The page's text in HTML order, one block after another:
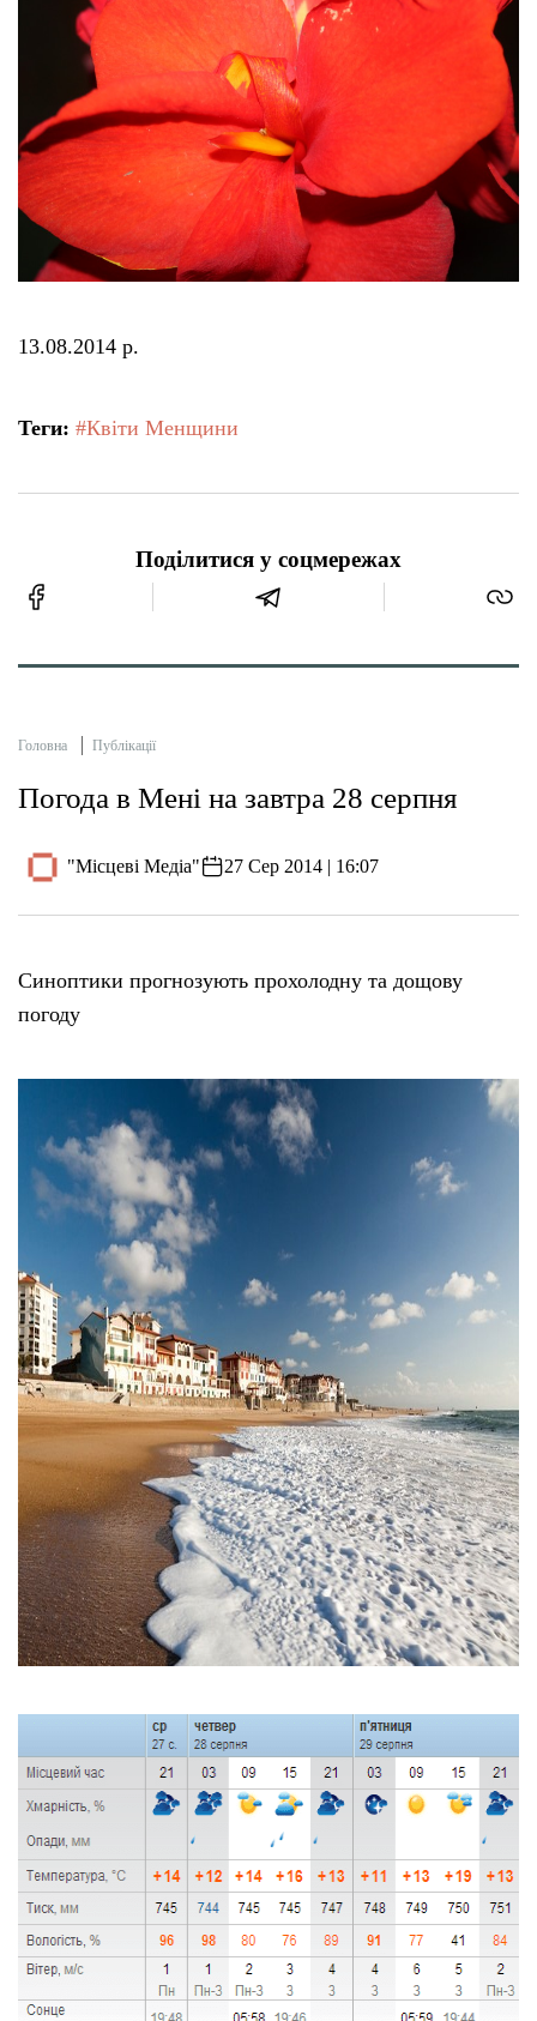
13.08.2014 р.
Теги: #Квіти Менщини
Поділитися у соцмережах
Головна Публікації
Погода в Мені на завтра 28 серпня
"Місцеві Медіа" 27 Сер 2014 | 16:07
Синоптики прогнозують прохолодну та дощову
погоду